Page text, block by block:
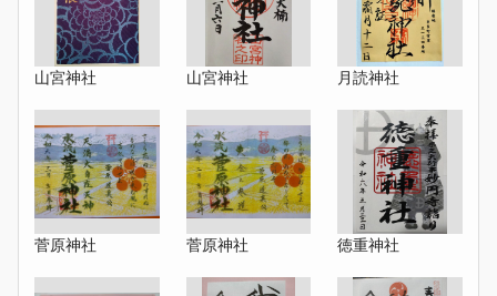
山宮神社 山宮神社 月読神社
菅原神社 菅原神社 徳重神社